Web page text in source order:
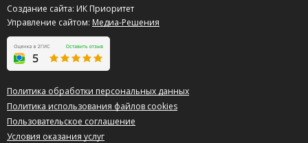
Создание сайта: ИК Приоритет
Управление сайтом: Медиа-Решения
Политика обработки персональных данных
Политика использования файлов cookies
Пользовательское соглашение
Условия оказания услуг